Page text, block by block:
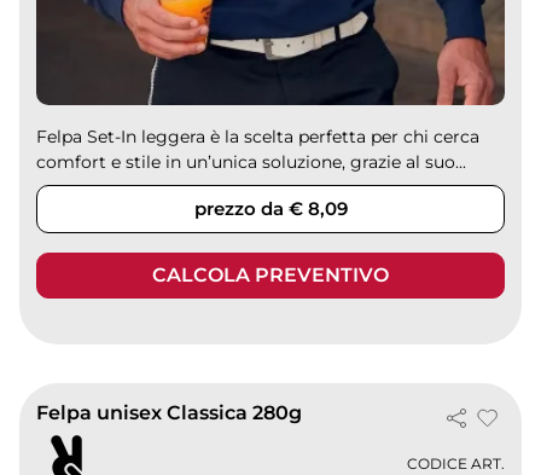
Felpa Set-In leggera è la scelta perfetta per chi cerca
comfort e stile in un’unica soluzione, grazie al suo...
prezzo da € 8,09
CALCOLA PREVENTIVO
Felpa unisex Classica 280g
CODICE ART.